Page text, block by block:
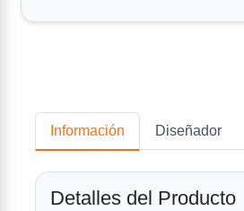
Información Diseñador
Detalles del Producto